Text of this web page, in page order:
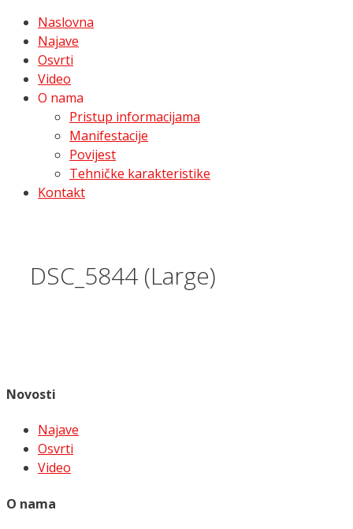
Naslovna
Najave
Osvrti
Video
O nama
Pristup informacijama
Manifestacije
Povijest
Tehničke karakteristike
Kontakt
DSC_5844 (Large)
Novosti
Najave
Osvrti
Video
O nama